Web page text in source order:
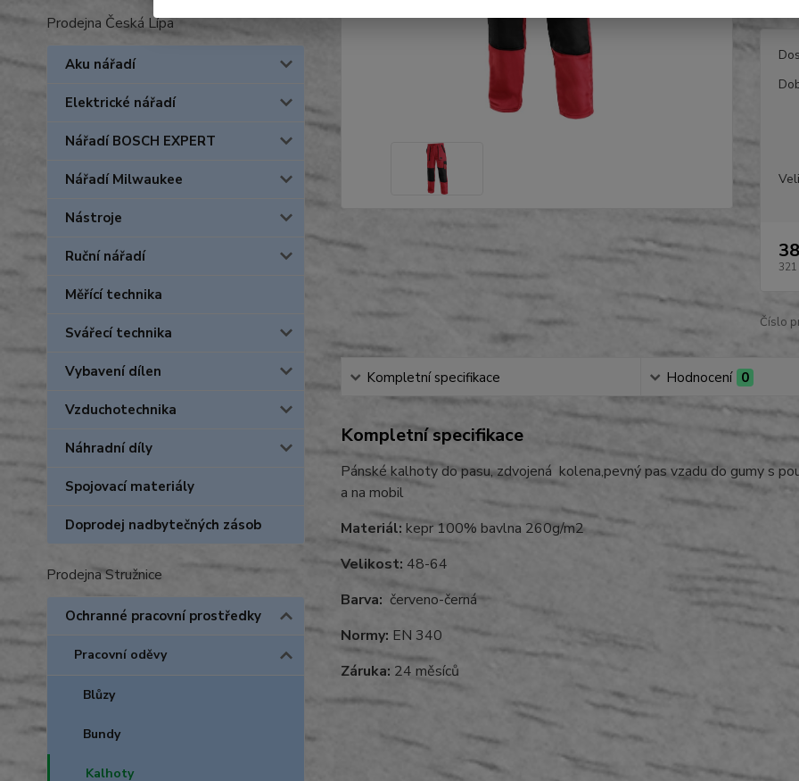
Prodejna Česká Lípa
Aku nářadí
Elektrické nářadí
Nářadí BOSCH EXPERT
Nářadí Milwaukee
Nástroje
Ruční nářadí
Měřící technika
Svářecí technika
Vybavení dílen
Vzduchotechnika
Náhradní díly
Spojovací materiály
Doprodej nadbytečných zásob
Prodejna Stružnice
Ochranné pracovní prostředky
Pracovní oděvy
Blůzy
Bundy
Kalhoty
321
Číslo
Kompletní specifikace Hodnocení 0
Kompletní specifikace
Pánské kalhoty do pasu, zdvojená kolena,pevný pas vzadu do gumy s
a na mobil
Materiál: kepr 100% bavlna 260g/m2
Velikost: 48-64
Barva: červeno-černá
Normy: EN 340
Záruka: 24 měsíců